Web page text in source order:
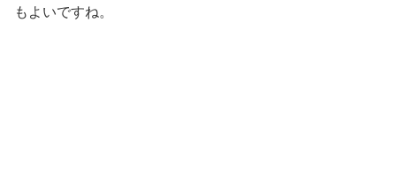
もよいですね。